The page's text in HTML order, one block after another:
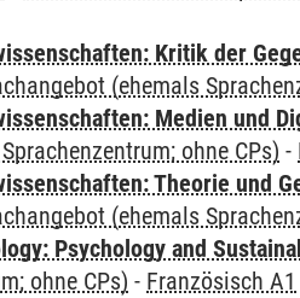
Kritik der
(ehemals
Medien und
ohne CPs) -
Theorie und
(ehemals
Psychology and
ohne CPs) - Französisch A1